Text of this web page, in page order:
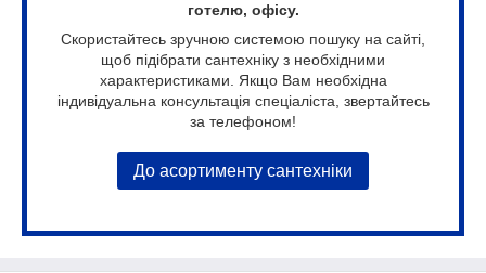
готелю, офісу.
Скористайтесь зручною системою пошуку на сайті,
щоб підібрати сантехніку з необхідними
характеристиками. Якщо Вам необхідна
індивідуальна консультація спеціаліста, звертайтесь
за телефоном!
До асортименту сантехніки